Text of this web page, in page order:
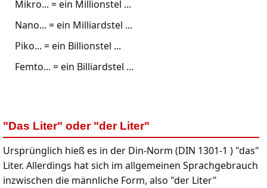
Mikro... = ein Millionstel ...
Nano... = ein Milliardstel ...
Piko... = ein Billionstel ...
Femto... = ein Billiardstel ...
"Das Liter" oder "der Liter"
Ursprünglich hieß es in der Din-Norm (DIN 1301-1 ) "das"
Liter. Allerdings hat sich im allgemeinen Sprachgebrauch
inzwischen die männliche Form, also "der Liter"